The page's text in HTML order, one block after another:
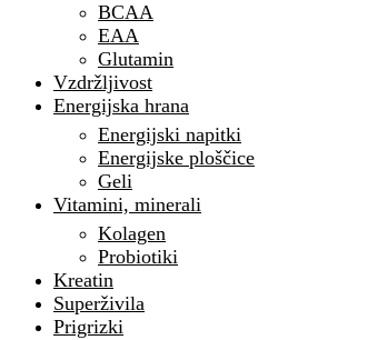
BCAA
EAA
Glutamin
Vzdržljivost
Energijska hrana
Energijski napitki
Energijske ploščice
Geli
Vitamini, minerali
Kolagen
Probiotiki
Kreatin
Superživila
Prigrizki